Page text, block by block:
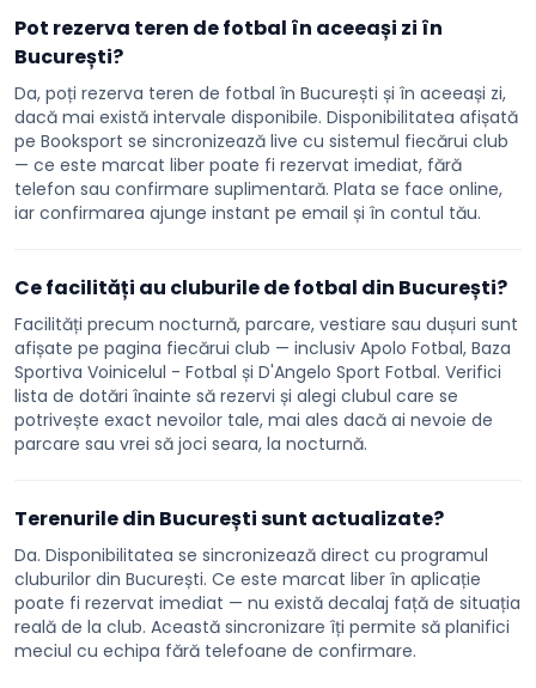
Pot rezerva teren de fotbal în aceeași zi în
București?
Da, poți rezerva teren de fotbal în București și în aceeași zi,
dacă mai există intervale disponibile. Disponibilitatea afișată
pe Booksport se sincronizează live cu sistemul fiecărui club
— ce este marcat liber poate fi rezervat imediat, fără
telefon sau confirmare suplimentară. Plata se face online,
iar confirmarea ajunge instant pe email și în contul tău.
Ce facilități au cluburile de fotbal din București?
Facilități precum nocturnă, parcare, vestiare sau dușuri sunt
afișate pe pagina fiecărui club — inclusiv Apolo Fotbal, Baza
Sportiva Voinicelul - Fotbal și D'Angelo Sport Fotbal. Verifici
lista de dotări înainte să rezervi și alegi clubul care se
potrivește exact nevoilor tale, mai ales dacă ai nevoie de
parcare sau vrei să joci seara, la nocturnă.
Terenurile din București sunt actualizate?
Da. Disponibilitatea se sincronizează direct cu programul
cluburilor din București. Ce este marcat liber în aplicație
poate fi rezervat imediat — nu există decalaj față de situația
reală de la club. Această sincronizare îți permite să planifici
meciul cu echipa fără telefoane de confirmare.